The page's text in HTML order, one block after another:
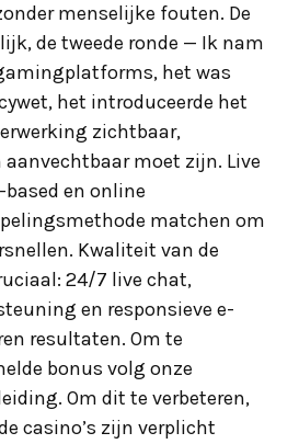
menselijke fouten. De
de tweede ronde — Ik nam
het was
het introduceerde het
zichtbaar,
moet zijn. Live
based en online
matchen om
Kwaliteit van de
24/7 live chat,
en responsieve e-
resultaten. Om te
bonus volg onze
Om dit te verbeteren,
casino’s zijn verplicht